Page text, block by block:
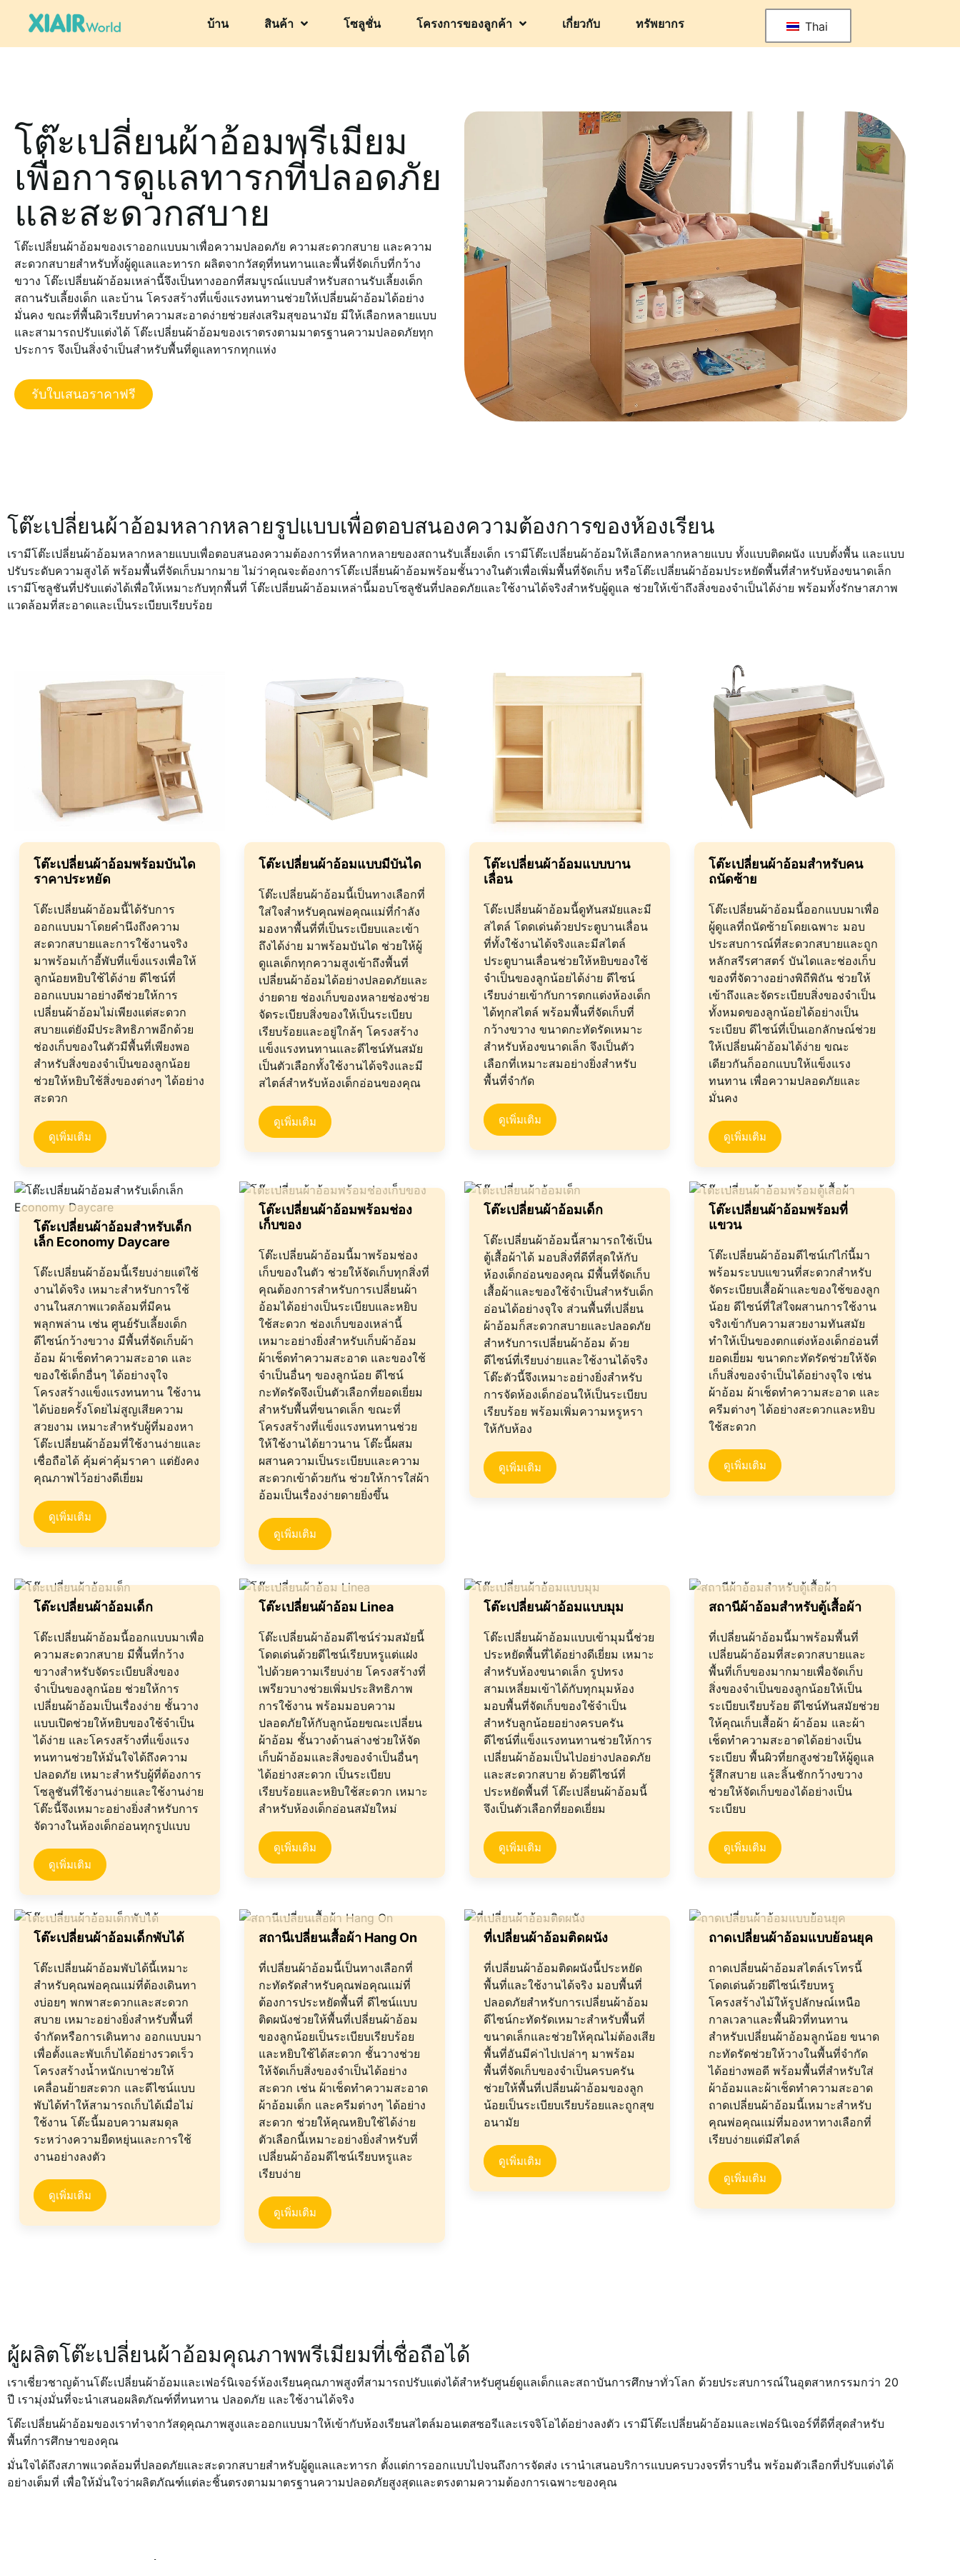
บ้าน สินค้า โซลูชั่น โครงการของลูกค้า เกี่ยวกับ ทรัพยากร Thai
โต๊ะเปลี่ยนผ้าอ้อมพรีเมียม
เพื่อการดูแลทารกที่ปลอดภัย
และสะดวกสบาย
โต๊ะเปลี่ยนผ้าอ้อมของเราออกแบบมาเพื่อความปลอดภัย ความสะดวกสบาย และความ
สะดวกสบายสำหรับทั้งผู้ดูแลและทารก ผลิตจากวัสดุที่ทนทานและพื้นที่จัดเก็บที่กว้าง
ขวาง โต๊ะเปลี่ยนผ้าอ้อมเหล่านี้จึงเป็นทางออกที่สมบูรณ์แบบสำหรับสถานรับเลี้ยงเด็ก
สถานรับเลี้ยงเด็ก และบ้าน โครงสร้างที่แข็งแรงทนทานช่วยให้เปลี่ยนผ้าอ้อมได้อย่าง
มั่นคง ขณะที่พื้นผิวเรียบทำความสะอาดง่ายช่วยส่งเสริมสุขอนามัย มีให้เลือกหลายแบบ
และสามารถปรับแต่งได้ โต๊ะเปลี่ยนผ้าอ้อมของเราตรงตามมาตรฐานความปลอดภัยทุก
ประการ จึงเป็นสิ่งจำเป็นสำหรับพื้นที่ดูแลทารกทุกแห่ง
รับใบเสนอราคาฟรี
โต๊ะเปลี่ยนผ้าอ้อมหลากหลายรูปแบบเพื่อตอบสนองความต้องการของห้องเรียน
เรามีโต๊ะเปลี่ยนผ้าอ้อมหลากหลายแบบเพื่อตอบสนองความต้องการที่หลากหลายของสถานรับเลี้ยงเด็ก เรามีโต๊ะเปลี่ยนผ้าอ้อมให้เลือกหลากหลายแบบ ทั้งแบบติดผนัง แบบตั้งพื้น และแบบ
ปรับระดับความสูงได้ พร้อมพื้นที่จัดเก็บมากมาย ไม่ว่าคุณจะต้องการโต๊ะเปลี่ยนผ้าอ้อมพร้อมชั้นวางในตัวเพื่อเพิ่มพื้นที่จัดเก็บ หรือโต๊ะเปลี่ยนผ้าอ้อมประหยัดพื้นที่สำหรับห้องขนาดเล็ก
เรามีโซลูชันที่ปรับแต่งได้เพื่อให้เหมาะกับทุกพื้นที่ โต๊ะเปลี่ยนผ้าอ้อมเหล่านี้มอบโซลูชันที่ปลอดภัยและใช้งานได้จริงสำหรับผู้ดูแล ช่วยให้เข้าถึงสิ่งของจำเป็นได้ง่าย พร้อมทั้งรักษาสภาพ
แวดล้อมที่สะอาดและเป็นระเบียบเรียบร้อย
โต๊ะเปลี่ยนผ้าอ้อมพร้อมบันได
ราคาประหยัด
โต๊ะเปลี่ยนผ้าอ้อมนี้ได้รับการ
ออกแบบมาโดยคำนึงถึงความ
สะดวกสบายและการใช้งานจริง
มาพร้อมเก้าอี้พับที่แข็งแรงเพื่อให้
ลูกน้อยหยิบใช้ได้ง่าย ดีไซน์ที่
ออกแบบมาอย่างดีช่วยให้การ
เปลี่ยนผ้าอ้อมไม่เพียงแต่สะดวก
สบายแต่ยังมีประสิทธิภาพอีกด้วย
ช่องเก็บของในตัวมีพื้นที่เพียงพอ
สำหรับสิ่งของจำเป็นของลูกน้อย
ช่วยให้หยิบใช้สิ่งของต่างๆ ได้อย่าง
สะดวก
ดูเพิ่มเติม
โต๊ะเปลี่ยนผ้าอ้อมแบบมีบันได
โต๊ะเปลี่ยนผ้าอ้อมนี้เป็นทางเลือกที่
ใส่ใจสำหรับคุณพ่อคุณแม่ที่กำลัง
มองหาพื้นที่ที่เป็นระเบียบและเข้า
ถึงได้ง่าย มาพร้อมบันได ช่วยให้ผู้
ดูแลเด็กทุกความสูงเข้าถึงพื้นที่
เปลี่ยนผ้าอ้อมได้อย่างปลอดภัยและ
ง่ายดาย ช่องเก็บของหลายช่องช่วย
จัดระเบียบสิ่งของให้เป็นระเบียบ
เรียบร้อยและอยู่ใกล้ๆ โครงสร้าง
แข็งแรงทนทานและดีไซน์ทันสมัย
เป็นตัวเลือกทั้งใช้งานได้จริงและมี
สไตล์สำหรับห้องเด็กอ่อนของคุณ
ดูเพิ่มเติม
โต๊ะเปลี่ยนผ้าอ้อมแบบบาน
เลื่อน
โต๊ะเปลี่ยนผ้าอ้อมนี้ดูทันสมัยและมี
สไตล์ โดดเด่นด้วยประตูบานเลื่อน
ที่ทั้งใช้งานได้จริงและมีสไตล์
ประตูบานเลื่อนช่วยให้หยิบของใช้
จำเป็นของลูกน้อยได้ง่าย ดีไซน์
เรียบง่ายเข้ากับการตกแต่งห้องเด็ก
ได้ทุกสไตล์ พร้อมพื้นที่จัดเก็บที่
กว้างขวาง ขนาดกะทัดรัดเหมาะ
สำหรับห้องขนาดเล็ก จึงเป็นตัว
เลือกที่เหมาะสมอย่างยิ่งสำหรับ
พื้นที่จำกัด
ดูเพิ่มเติม
โต๊ะเปลี่ยนผ้าอ้อมสำหรับคน
ถนัดซ้าย
โต๊ะเปลี่ยนผ้าอ้อมนี้ออกแบบมาเพื่อ
ผู้ดูแลที่ถนัดซ้ายโดยเฉพาะ มอบ
ประสบการณ์ที่สะดวกสบายและถูก
หลักสรีรศาสตร์ บันไดและช่องเก็บ
ของที่จัดวางอย่างพิถีพิถัน ช่วยให้
เข้าถึงและจัดระเบียบสิ่งของจำเป็น
ทั้งหมดของลูกน้อยได้อย่างเป็น
ระเบียบ ดีไซน์ที่เป็นเอกลักษณ์ช่วย
ให้เปลี่ยนผ้าอ้อมได้ง่าย ขณะ
เดียวกันก็ออกแบบให้แข็งแรง
ทนทาน เพื่อความปลอดภัยและ
มั่นคง
ดูเพิ่มเติม
โต๊ะเปลี่ยนผ้าอ้อมสำหรับเด็ก
เล็ก Economy Daycare
โต๊ะเปลี่ยนผ้าอ้อมนี้เรียบง่ายแต่ใช้
งานได้จริง เหมาะสำหรับการใช้
งานในสภาพแวดล้อมที่มีคน
พลุกพล่าน เช่น ศูนย์รับเลี้ยงเด็ก
ดีไซน์กว้างขวาง มีพื้นที่จัดเก็บผ้า
อ้อม ผ้าเช็ดทำความสะอาด และ
ของใช้เด็กอื่นๆ ได้อย่างจุใจ
โครงสร้างแข็งแรงทนทาน ใช้งาน
ได้บ่อยครั้งโดยไม่สูญเสียความ
สวยงาม เหมาะสำหรับผู้ที่มองหา
โต๊ะเปลี่ยนผ้าอ้อมที่ใช้งานง่ายและ
เชื่อถือได้ คุ้มค่าคุ้มราคา แต่ยังคง
คุณภาพไว้อย่างดีเยี่ยม
ดูเพิ่มเติม
โต๊ะเปลี่ยนผ้าอ้อมพร้อมช่อง
เก็บของ
โต๊ะเปลี่ยนผ้าอ้อมนี้มาพร้อมช่อง
เก็บของในตัว ช่วยให้จัดเก็บทุกสิ่งที่
คุณต้องการสำหรับการเปลี่ยนผ้า
อ้อมได้อย่างเป็นระเบียบและหยิบ
ใช้สะดวก ช่องเก็บของเหล่านี้
เหมาะอย่างยิ่งสำหรับเก็บผ้าอ้อม
ผ้าเช็ดทำความสะอาด และของใช้
จำเป็นอื่นๆ ของลูกน้อย ดีไซน์
กะทัดรัดจึงเป็นตัวเลือกที่ยอดเยี่ยม
สำหรับพื้นที่ขนาดเล็ก ขณะที่
โครงสร้างที่แข็งแรงทนทานช่วย
ให้ใช้งานได้ยาวนาน โต๊ะนี้ผสม
ผสานความเป็นระเบียบและความ
สะดวกเข้าด้วยกัน ช่วยให้การใส่ผ้า
อ้อมเป็นเรื่องง่ายดายยิ่งขึ้น
ดูเพิ่มเติม
โต๊ะเปลี่ยนผ้าอ้อมเด็ก
โต๊ะเปลี่ยนผ้าอ้อมนี้สามารถใช้เป็น
ตู้เสื้อผ้าได้ มอบสิ่งที่ดีที่สุดให้กับ
ห้องเด็กอ่อนของคุณ มีพื้นที่จัดเก็บ
เสื้อผ้าและของใช้จำเป็นสำหรับเด็ก
อ่อนได้อย่างจุใจ ส่วนพื้นที่เปลี่ยน
ผ้าอ้อมก็สะดวกสบายและปลอดภัย
สำหรับการเปลี่ยนผ้าอ้อม ด้วย
ดีไซน์ที่เรียบง่ายและใช้งานได้จริง
โต๊ะตัวนี้จึงเหมาะอย่างยิ่งสำหรับ
การจัดห้องเด็กอ่อนให้เป็นระเบียบ
เรียบร้อย พร้อมเพิ่มความหรูหรา
ให้กับห้อง
ดูเพิ่มเติม
โต๊ะเปลี่ยนผ้าอ้อมพร้อมที่
แขวน
โต๊ะเปลี่ยนผ้าอ้อมดีไซน์เก๋ไก๋นี้มา
พร้อมระบบแขวนที่สะดวกสำหรับ
จัดระเบียบเสื้อผ้าและของใช้ของลูก
น้อย ดีไซน์ที่ใส่ใจผสานการใช้งาน
จริงเข้ากับความสวยงามทันสมัย
ทำให้เป็นของตกแต่งห้องเด็กอ่อนที่
ยอดเยี่ยม ขนาดกะทัดรัดช่วยให้จัด
เก็บสิ่งของจำเป็นได้อย่างจุใจ เช่น
ผ้าอ้อม ผ้าเช็ดทำความสะอาด และ
ครีมต่างๆ ได้อย่างสะดวกและหยิบ
ใช้สะดวก
ดูเพิ่มเติม
โต๊ะเปลี่ยนผ้าอ้อมเด็ก
โต๊ะเปลี่ยนผ้าอ้อมนี้ออกแบบมาเพื่อ
ความสะดวกสบาย มีพื้นที่กว้าง
ขวางสำหรับจัดระเบียบสิ่งของ
จำเป็นของลูกน้อย ช่วยให้การ
เปลี่ยนผ้าอ้อมเป็นเรื่องง่าย ชั้นวาง
แบบเปิดช่วยให้หยิบของใช้จำเป็น
ได้ง่าย และโครงสร้างที่แข็งแรง
ทนทานช่วยให้มั่นใจได้ถึงความ
ปลอดภัย เหมาะสำหรับผู้ที่ต้องการ
โซลูชันที่ใช้งานง่ายและใช้งานง่าย
โต๊ะนี้จึงเหมาะอย่างยิ่งสำหรับการ
จัดวางในห้องเด็กอ่อนทุกรูปแบบ
ดูเพิ่มเติม
โต๊ะเปลี่ยนผ้าอ้อม Linea
โต๊ะเปลี่ยนผ้าอ้อมดีไซน์ร่วมสมัยนี้
โดดเด่นด้วยดีไซน์เรียบหรูแต่แฝง
ไปด้วยความเรียบง่าย โครงสร้างที่
เพรียวบางช่วยเพิ่มประสิทธิภาพ
การใช้งาน พร้อมมอบความ
ปลอดภัยให้กับลูกน้อยขณะเปลี่ยน
ผ้าอ้อม ชั้นวางด้านล่างช่วยให้จัด
เก็บผ้าอ้อมและสิ่งของจำเป็นอื่นๆ
ได้อย่างสะดวก เป็นระเบียบ
เรียบร้อยและหยิบใช้สะดวก เหมาะ
สำหรับห้องเด็กอ่อนสมัยใหม่
ดูเพิ่มเติม
โต๊ะเปลี่ยนผ้าอ้อมแบบมุม
โต๊ะเปลี่ยนผ้าอ้อมแบบเข้ามุมนี้ช่วย
ประหยัดพื้นที่ได้อย่างดีเยี่ยม เหมาะ
สำหรับห้องขนาดเล็ก รูปทรง
สามเหลี่ยมเข้าได้กับทุกมุมห้อง
มอบพื้นที่จัดเก็บของใช้จำเป็น
สำหรับลูกน้อยอย่างครบครัน
ดีไซน์ที่แข็งแรงทนทานช่วยให้การ
เปลี่ยนผ้าอ้อมเป็นไปอย่างปลอดภัย
และสะดวกสบาย ด้วยดีไซน์ที่
ประหยัดพื้นที่ โต๊ะเปลี่ยนผ้าอ้อมนี้
จึงเป็นตัวเลือกที่ยอดเยี่ยม
ดูเพิ่มเติม
สถานีผ้าอ้อมสำหรับตู้เสื้อผ้า
ที่เปลี่ยนผ้าอ้อมนี้มาพร้อมพื้นที่
เปลี่ยนผ้าอ้อมที่สะดวกสบายและ
พื้นที่เก็บของมากมายเพื่อจัดเก็บ
สิ่งของจำเป็นของลูกน้อยให้เป็น
ระเบียบเรียบร้อย ดีไซน์ทันสมัยช่วย
ให้คุณเก็บเสื้อผ้า ผ้าอ้อม และผ้า
เช็ดทำความสะอาดได้อย่างเป็น
ระเบียบ พื้นผิวที่ยกสูงช่วยให้ผู้ดูแล
รู้สึกสบาย และลิ้นชักกว้างขวาง
ช่วยให้จัดเก็บของได้อย่างเป็น
ระเบียบ
ดูเพิ่มเติม
โต๊ะเปลี่ยนผ้าอ้อมเด็กพับได้
โต๊ะเปลี่ยนผ้าอ้อมพับได้นี้เหมาะ
สำหรับคุณพ่อคุณแม่ที่ต้องเดินทา
งบ่อยๆ พกพาสะดวกและสะดวก
สบาย เหมาะอย่างยิ่งสำหรับพื้นที่
จำกัดหรือการเดินทาง ออกแบบมา
เพื่อตั้งและพับเก็บได้อย่างรวดเร็ว
โครงสร้างน้ำหนักเบาช่วยให้
เคลื่อนย้ายสะดวก และดีไซน์แบบ
พับได้ทำให้สามารถเก็บได้เมื่อไม่
ใช้งาน โต๊ะนี้มอบความสมดุล
ระหว่างความยืดหยุ่นและการใช้
งานอย่างลงตัว
ดูเพิ่มเติม
สถานีเปลี่ยนเสื้อผ้า Hang On
ที่เปลี่ยนผ้าอ้อมนี้เป็นทางเลือกที่
กะทัดรัดสำหรับคุณพ่อคุณแม่ที่
ต้องการประหยัดพื้นที่ ดีไซน์แบบ
ติดผนังช่วยให้พื้นที่เปลี่ยนผ้าอ้อม
ของลูกน้อยเป็นระเบียบเรียบร้อย
และหยิบใช้ได้สะดวก ชั้นวางช่วย
ให้จัดเก็บสิ่งของจำเป็นได้อย่าง
สะดวก เช่น ผ้าเช็ดทำความสะอาด
ผ้าอ้อมเด็ก และครีมต่างๆ ได้อย่าง
สะดวก ช่วยให้คุณหยิบใช้ได้ง่าย
ตัวเลือกนี้เหมาะอย่างยิ่งสำหรับที่
เปลี่ยนผ้าอ้อมดีไซน์เรียบหรูและ
เรียบง่าย
ดูเพิ่มเติม
ที่เปลี่ยนผ้าอ้อมติดผนัง
ที่เปลี่ยนผ้าอ้อมติดผนังนี้ประหยัด
พื้นที่และใช้งานได้จริง มอบพื้นที่
ปลอดภัยสำหรับการเปลี่ยนผ้าอ้อม
ดีไซน์กะทัดรัดเหมาะสำหรับพื้นที่
ขนาดเล็กและช่วยให้คุณไม่ต้องเสีย
พื้นที่อันมีค่าไปเปล่าๆ มาพร้อม
พื้นที่จัดเก็บของจำเป็นครบครัน
ช่วยให้พื้นที่เปลี่ยนผ้าอ้อมของลูก
น้อยเป็นระเบียบเรียบร้อยและถูกสุข
อนามัย
ดูเพิ่มเติม
ถาดเปลี่ยนผ้าอ้อมแบบย้อนยุค
ถาดเปลี่ยนผ้าอ้อมสไตล์เรโทรนี้
โดดเด่นด้วยดีไซน์เรียบหรู
โครงสร้างไม้ให้รูปลักษณ์เหนือ
กาลเวลาและพื้นผิวที่ทนทาน
สำหรับเปลี่ยนผ้าอ้อมลูกน้อย ขนาด
กะทัดรัดช่วยให้วางในพื้นที่จำกัด
ได้อย่างพอดี พร้อมพื้นที่สำหรับใส่
ผ้าอ้อมและผ้าเช็ดทำความสะอาด
ถาดเปลี่ยนผ้าอ้อมนี้เหมาะสำหรับ
คุณพ่อคุณแม่ที่มองหาทางเลือกที่
เรียบง่ายแต่มีสไตล์
ดูเพิ่มเติม
ผู้ผลิตโต๊ะเปลี่ยนผ้าอ้อมคุณภาพพรีเมียมที่เชื่อถือได้
เราเชี่ยวชาญด้านโต๊ะเปลี่ยนผ้าอ้อมและเฟอร์นิเจอร์ห้องเรียนคุณภาพสูงที่สามารถปรับแต่งได้สำหรับศูนย์ดูแลเด็กและสถาบันการศึกษาทั่วโลก ด้วยประสบการณ์ในอุตสาหกรรมกว่า 20
ปี เรามุ่งมั่นที่จะนำเสนอผลิตภัณฑ์ที่ทนทาน ปลอดภัย และใช้งานได้จริง
โต๊ะเปลี่ยนผ้าอ้อมของเราทำจากวัสดุคุณภาพสูงและออกแบบมาให้เข้ากับห้องเรียนสไตล์มอนเตสซอรีและเรจจิโอได้อย่างลงตัว เรามีโต๊ะเปลี่ยนผ้าอ้อมและเฟอร์นิเจอร์ที่ดีที่สุดสำหรับ
พื้นที่การศึกษาของคุณ
มั่นใจได้ถึงสภาพแวดล้อมที่ปลอดภัยและสะดวกสบายสำหรับผู้ดูแลและทารก ตั้งแต่การออกแบบไปจนถึงการจัดส่ง เรานำเสนอบริการแบบครบวงจรที่ราบรื่น พร้อมตัวเลือกที่ปรับแต่งได้
อย่างเต็มที่ เพื่อให้มั่นใจว่าผลิตภัณฑ์แต่ละชิ้นตรงตามมาตรฐานความปลอดภัยสูงสุดและตรงตามความต้องการเฉพาะของคุณ